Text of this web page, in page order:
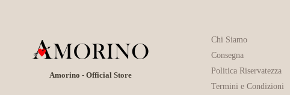
Amorino - Official Store
Chi Siamo
Consegna
Politica Riservatezza
Termini e Condizioni